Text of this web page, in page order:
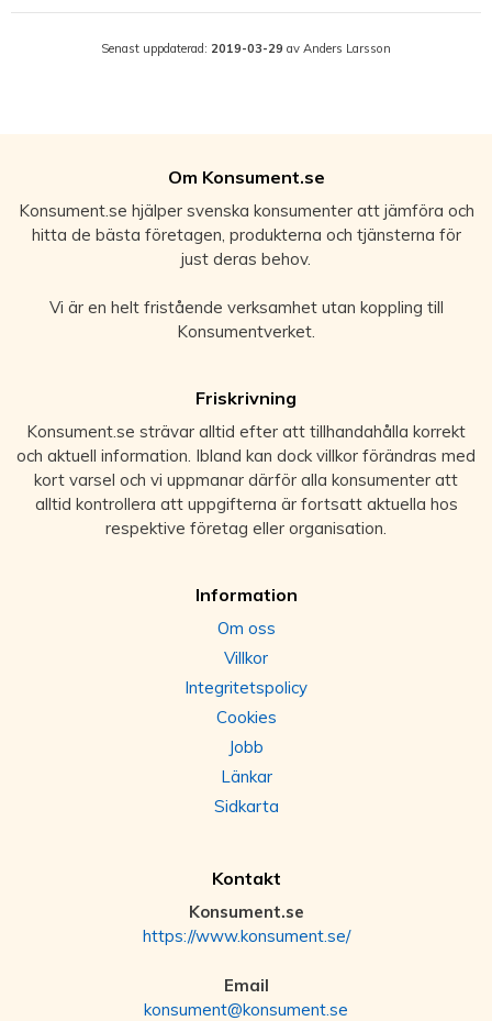
Senast uppdaterad: 2019-03-29 av Anders Larsson
Om Konsument.se
Konsument.se hjälper svenska konsumenter att jämföra och
hitta de bästa företagen, produkterna och tjänsterna för
just deras behov.
Vi är en helt fristående verksamhet utan koppling till
Konsumentverket.
Friskrivning
Konsument.se strävar alltid efter att tillhandahålla korrekt
och aktuell information. Ibland kan dock villkor förändras med
kort varsel och vi uppmanar därför alla konsumenter att
alltid kontrollera att uppgifterna är fortsatt aktuella hos
respektive företag eller organisation.
Information
Om oss
Villkor
Integritetspolicy
Cookies
Jobb
Länkar
Sidkarta
Kontakt
Konsument.se
https://www.konsument.se/
Email
konsument@konsument.se